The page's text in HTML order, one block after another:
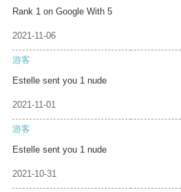
Rank 1 on Google With 5
2021-11-06
游客
Estelle sent you 1 nude
2021-11-01
游客
Estelle sent you 1 nude
2021-10-31